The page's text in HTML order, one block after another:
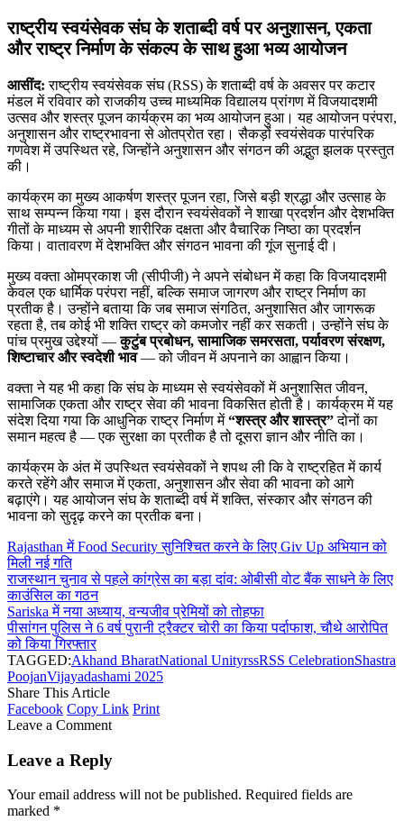
राष्ट्रीय स्वयंसेवक संघ के शताब्दी वर्ष पर अनुशासन, एकता
और राष्ट्र निर्माण के संकल्प के साथ हुआ भव्य आयोजन
आसींद:राष्ट्रीय स्वयंसेवक संघ (RSS) के शताब्दी वर्ष के अवसर पर कटार
मंडल में रविवार को राजकीय उच्च माध्यमिक विद्यालय प्रांगण में विजयादशमी
उत्सव और शस्त्र पूजन कार्यक्रम का भव्य आयोजन हुआ। यह आयोजन परंपरा,
अनुशासन और राष्ट्रभावना से ओतप्रोत रहा। सैकड़ों स्वयंसेवक पारंपरिक
गणवेश में उपस्थित रहे, जिन्होंने अनुशासन और संगठन की अद्भुत झलक प्रस्तुत
की।
कार्यक्रम का मुख्य आकर्षण शस्त्र पूजन रहा, जिसे बड़ी श्रद्धा और उत्साह के
साथ सम्पन्न किया गया। इस दौरान स्वयंसेवकों ने शाखा प्रदर्शन और देशभक्ति
गीतों के माध्यम से अपनी शारीरिक दक्षता और वैचारिक निष्ठा का प्रदर्शन
किया। वातावरण में देशभक्ति और संगठन भावना की गूंज सुनाई दी।
मुख्य वक्ता ओमप्रकाश जी (सीपीजी) ने अपने संबोधन में कहा कि विजयादशमी
केवल एक धार्मिक परंपरा नहीं, बल्कि समाज जागरण और राष्ट्र निर्माण का
प्रतीक है। उन्होंने बताया कि जब समाज संगठित, अनुशासित और जागरूक
रहता है, तब कोई भी शक्ति राष्ट्र को कमजोर नहीं कर सकती। उन्होंने संघ के
पांच प्रमुख उद्देश्यों —कुटुंब प्रबोधन, सामाजिक समरसता, पर्यावरण संरक्षण,
शिष्टाचार और स्वदेशी भाव— को जीवन में अपनाने का आह्वान किया।
वक्ता ने यह भी कहा कि संघ के माध्यम से स्वयंसेवकों में अनुशासित जीवन,
सामाजिक एकता और राष्ट्र सेवा की भावना विकसित होती है। कार्यक्रम में यह
संदेश दिया गया कि आधुनिक राष्ट्र निर्माण में“शस्त्र और शास्त्र”दोनों का
समान महत्व है — एक सुरक्षा का प्रतीक है तो दूसरा ज्ञान और नीति का।
कार्यक्रम के अंत में उपस्थित स्वयंसेवकों ने शपथ ली कि वे राष्ट्रहित में कार्य
करते रहेंगे और समाज में एकता, अनुशासन और सेवा की भावना को आगे
बढ़ाएंगे। यह आयोजन संघ के शताब्दी वर्ष में शक्ति, संस्कार और संगठन की
भावना को सुदृढ़ करने का प्रतीक बना।
Rajasthan में Food Security सुनिश्चित करने के लिए Giv Up अभियान को
मिली नई गति
राजस्थान चुनाव से पहले कांग्रेस का बड़ा दांव: ओबीसी वोट बैंक साधने के लिए
काउंसिल का गठन
Sariska में नया अध्याय, वन्यजीव प्रेमियों को तोहफा
पीसांगन पुलिस ने 6 वर्ष पुरानी ट्रैक्टर चोरी का किया पर्दाफाश, चौथे आरोपित
को किया गिरफ्तार
TAGGED:Akhand BharatNational UnityrssRSS CelebrationShastra
PoojanVijayadashami 2025
Share This Article
Facebook Copy Link Print
Leave a Comment
Leave a Reply
Your email address will not be published. Required fields are
marked *